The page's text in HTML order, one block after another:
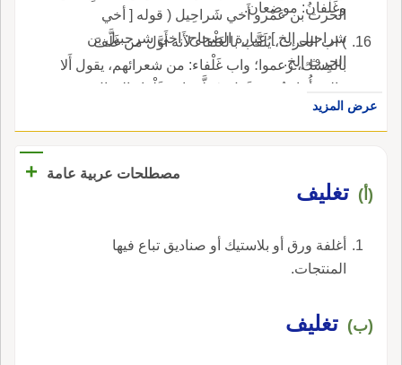
وغَلْفانُ: موضعان.
الحرث بن عَمْرو أَخي شَراحِيل ( قوله [ أخي
شراحيل إلخ ] عبارة الصحاح: اخي شرحبيل بن
الحرث إلخ.
) اب الحرث، يُلَقَّب بالغَلْفاء لأَنه أَوَّل من غَلَّفَ
بالمِسْك، زعموا؛ واب غَلْفاء: من شعرائهم، يقول أَلا
قالت أُمامةُ يَوْمَ غَوْلٍ تَقَطَّعَ بابن غَلْفاء الحِبال.
عرض المزيد
مصطلحات عربية عامة +
(أ) تغليف
أغلفة ورق أو بلاستيك أو صناديق تباع فيها
المنتجات.
(ب) تغليف